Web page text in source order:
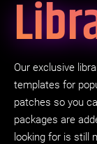
Our exclusive
templates for
patches so you
packages are
looking for is still